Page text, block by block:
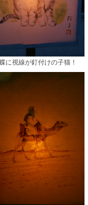
に視線が釘付けの子猫！